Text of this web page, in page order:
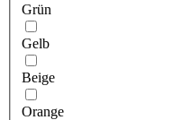
Grün
Gelb
Beige
Orange